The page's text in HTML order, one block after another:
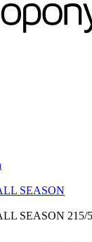
SEASON
SEASON 215/